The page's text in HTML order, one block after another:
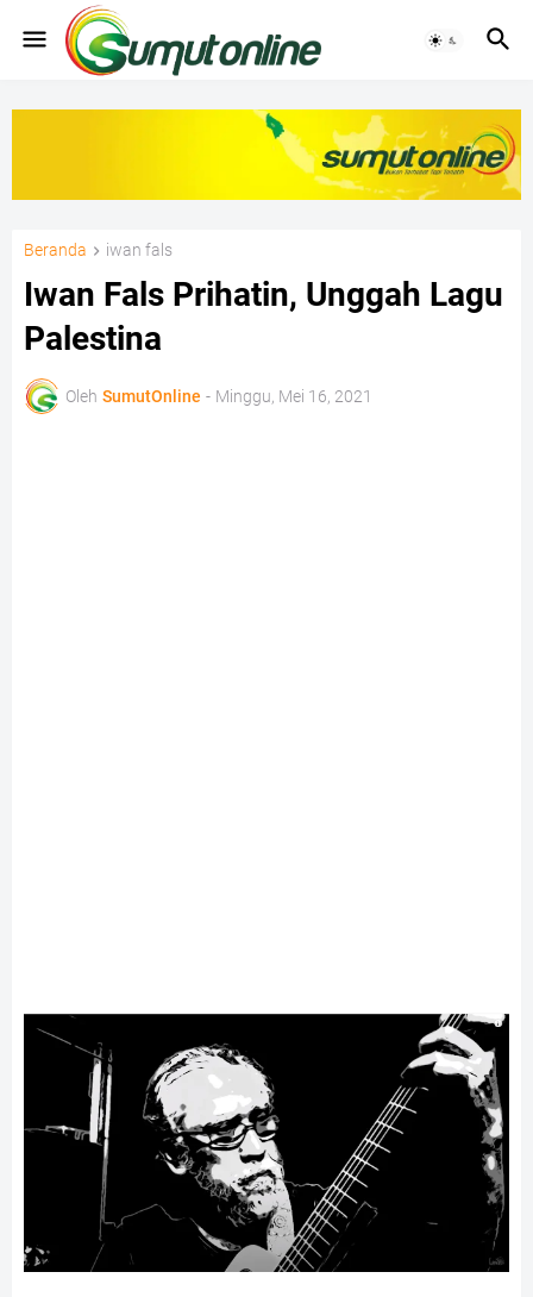
Beranda iwan fals
Iwan Fals Prihatin, Unggah Lagu
Palestina
Oleh SumutOnline - Minggu, Mei 16, 2021